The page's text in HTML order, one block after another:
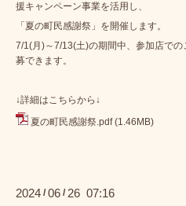
援キャンペーン事業を活用し、
「夏の町民感謝祭」を開催します。
7/1(月)～7/13(土)の期間中、参加店で
募できます。
↓詳細はこちらから↓
夏の町民感謝祭.pdf (1.46MB)
2024 / 06 / 26 07:16